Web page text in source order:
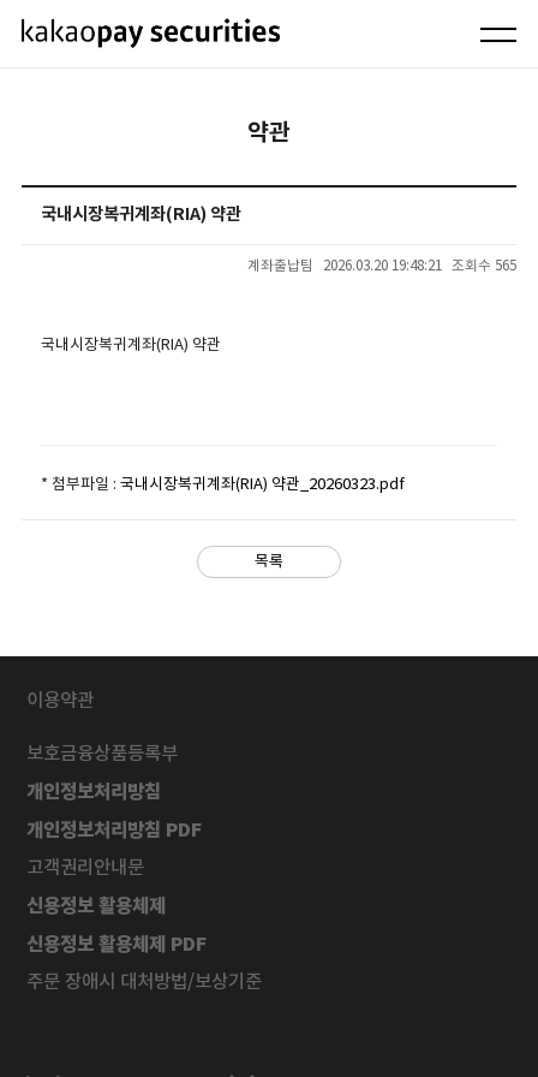
약관
국내시장복귀계좌(RIA) 약관
계좌출납팀 2026.03.20 19:48:21 조회수 565
국내시장복귀계좌(RIA) 약관
* 첨부파일 :국내시장복귀계좌(RIA) 약관_20260323.pdf
목록
이용약관
보호금융상품등록부
개인정보처리방침
개인정보처리방침 PDF
고객권리안내문
신용정보 활용체제
신용정보 활용체제 PDF
주문 장애시 대처방법/보상기준